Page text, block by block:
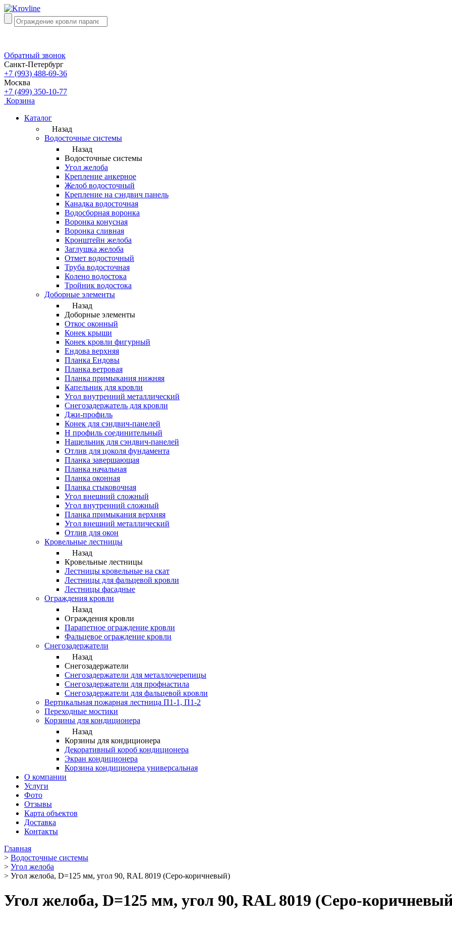
Обратный звонок
Санкт-Петербург
+7 (993) 488-69-36
Москва
+7 (499) 350-10-77
Корзина
Каталог
Назад
Водосточные системы
Назад
Водосточные системы
Угол желоба
Крепление анкерное
Желоб водосточный
Крепление на сэндвич панель
Канадка водосточная
Водосборная воронка
Воронка конусная
Воронка сливная
Кронштейн желоба
Заглушка желоба
Отмет водосточный
Труба водосточная
Колено водостока
Тройник водостока
Доборные элементы
Назад
Доборные элементы
Откос оконный
Конек крыши
Конек кровли фигурный
Ендова верхняя
Планка Ендовы
Планка ветровая
Планка примыкания нижняя
Капельник для кровли
Угол внутренний металлический
Снегозадержатель для кровли
Джи-профиль
Конек для сэндвич-панелей
Н профиль соединительный
Нащельник для сэндвич-панелей
Отлив для цоколя фундамента
Планка завершающая
Планка начальная
Планка оконная
Планка стыковочная
Угол внешний сложный
Угол внутренний сложный
Планка примыкания верхняя
Угол внешний металлический
Отлив для окон
Кровельные лестницы
Назад
Кровельные лестницы
Лестницы кровельные на скат
Лестницы для фальцевой кровли
Лестницы фасадные
Ограждения кровли
Назад
Ограждения кровли
Парапетное ограждение кровли
Фальцевое ограждение кровли
Снегозадержатели
Назад
Снегозадержатели
Снегозадержатели для металлочерепицы
Снегозадержатели для профнастила
Снегозадержатели для фальцевой кровли
Вертикальная пожарная лестница П1-1, П1-2
Переходные мостики
Корзины для кондиционера
Назад
Корзины для кондиционера
Декоративный короб кондиционера
Экран кондиционера
Корзина кондиционера универсальная
О компании
Услуги
Фото
Отзывы
Карта объектов
Доставка
Контакты
Главная
> Водосточные системы
> Угол желоба
> Угол желоба, D=125 мм, угол 90, RAL 8019 (Серо-коричневый)
Угол желоба, D=125 мм, угол 90, RAL 8019 (Серо-